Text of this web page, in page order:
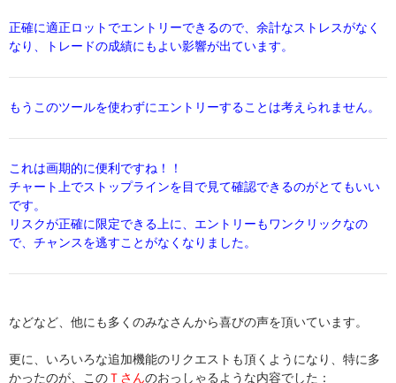
正確に適正ロットでエントリーできるので、余計なストレスがなく
なり、トレードの成績にもよい影響が出ています。
もうこのツールを使わずにエントリーすることは考えられません。
これは画期的に便利ですね！！
チャート上でストップラインを目で見て確認できるのがとてもいい
です。
リスクが正確に限定できる上に、エントリーもワンクリックなの
で、チャンスを逃すことがなくなりました。
などなど、他にも多くのみなさんから喜びの声を頂いています。
更に、いろいろな追加機能のリクエストも頂くようになり、特に多
かったのが、このＴさんのおっしゃるような内容でした：